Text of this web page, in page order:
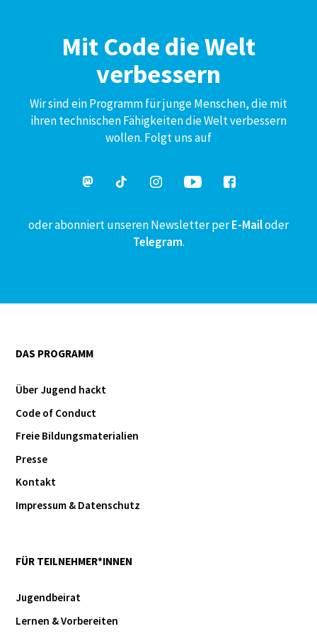
Mit Code die Welt
verbessern
Wir sind ein Programm für junge Menschen, die mit
ihren technischen Fähigkeiten die Welt verbessern
wollen. Folgt uns auf
oder abonniert unseren Newsletter perE-Mailoder
Telegram.
DAS PROGRAMM
Über Jugend hackt
Code of Conduct
Freie Bildungsmaterialien
Presse
Kontakt
Impressum & Datenschutz
FÜR TEILNEHMER*INNEN
Jugendbeirat
Lernen & Vorbereiten